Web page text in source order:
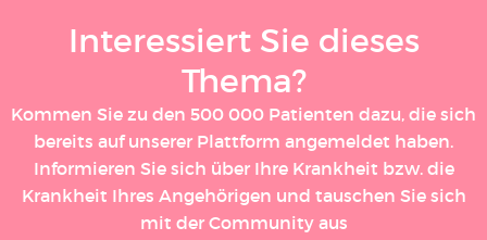
Interessiert Sie dieses
Thema?
Kommen Sie zu den 500 000 Patienten dazu, die sich
bereits auf unserer Plattform angemeldet haben.
Informieren Sie sich über Ihre Krankheit bzw. die
Krankheit Ihres Angehörigen und tauschen Sie sich
mit der Community aus